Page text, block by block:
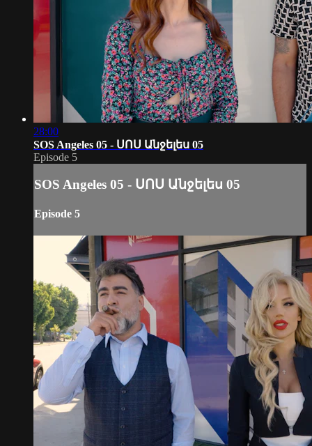
28:00
SOS Angeles 05 - ՍՈՍ Անջելես 05
Episode 5
SOS Angeles 05 - ՍՈՍ Անջելես 05
Episode 5